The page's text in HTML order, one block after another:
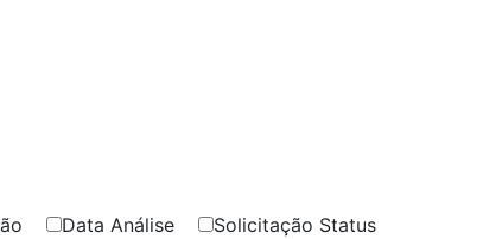
Data Análise
Solicitação Status